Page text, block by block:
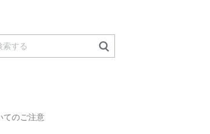
てのご注意